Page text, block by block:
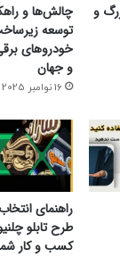
و
چالش‌ها و
توسعه
خودروهای
و جهان
16 نوامبر 2025
راهنمای
طرح تابلو
کسب و کار